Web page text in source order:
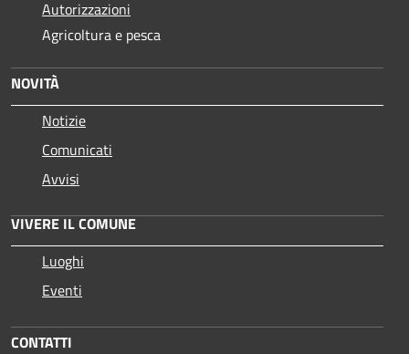
Autorizzazioni
Agricoltura e pesca
NOVITÀ
Notizie
Comunicati
Avvisi
VIVERE IL COMUNE
Luoghi
Eventi
CONTATTI